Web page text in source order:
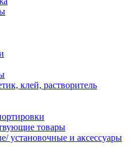
клей, растворитель
товары
установочные и аксессуары